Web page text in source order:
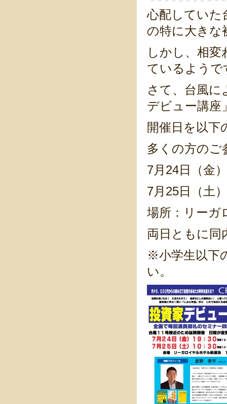
心配していた
の特に大きな
しかし、相
ているようで
さて、台風に
デビュー講座
開催日を以下
多くの方のご
7月24日（金
7月25日（土
場所：リー
両日ともに同
※小学生以下
い。